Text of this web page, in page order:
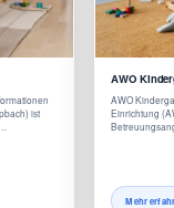
ist
AWO
AWO
Einrichtung
Mehr